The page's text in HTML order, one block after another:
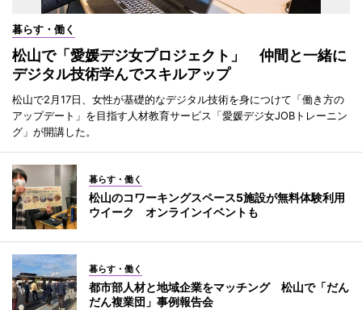
暮らす・働く
松山で「愛媛デジ女プロジェクト」 仲間と一緒に
デジタル技術学んでスキルアップ
松山で2月17日、女性が基礎的なデジタル技術を身につけて「働き方の
アップデート」を目指す人材教育サービス「愛媛デジ女JOBトレーニン
グ」が開講した。
暮らす・働く
松山のコワーキングスペース5施設が無料体験利用
ウイーク オンラインイベントも
暮らす・働く
都市部人材と地域企業をマッチング 松山で「だん
だん複業団」事例報告会